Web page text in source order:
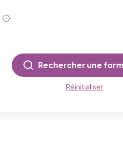
Aide
Rechercher une
Réinitialiser